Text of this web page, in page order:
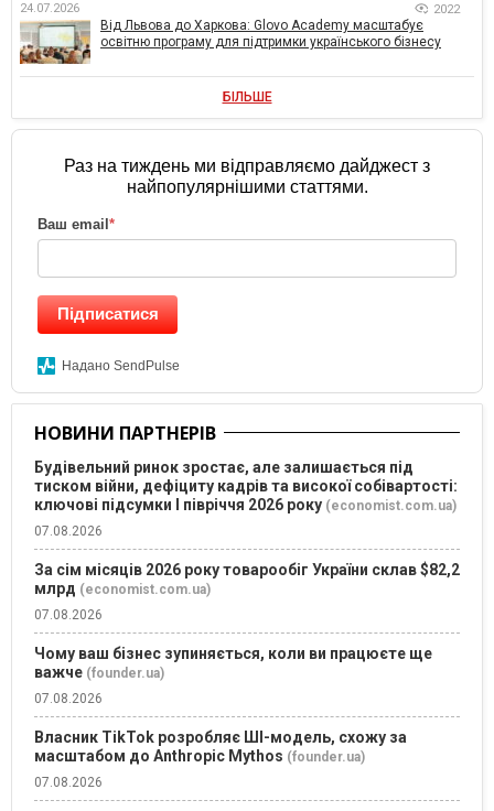
24.07.2026 2022
Від Львова до Харкова: Glovo Academy масштабує
освітню програму для підтримки українського бізнесу
БІЛЬШЕ
Раз на тиждень ми відправляємо дайджест з
найпопулярнішими статтями.
Ваш email *
Підписатися
Надано SendPulse
НОВИНИ ПАРТНЕРІВ
Будівельний ринок зростає, але залишається під
тиском війни, дефіциту кадрів та високої собівартості:
ключові підсумки І півріччя 2026 року (economist.com.ua)
07.08.2026
За сім місяців 2026 року товарообіг України склав $82,2
млрд (economist.com.ua)
07.08.2026
Чому ваш бізнес зупиняється, коли ви працюєте ще
важче (founder.ua)
07.08.2026
Власник TikTok розробляє ШІ-модель, схожу за
масштабом до Anthropic Mythos (founder.ua)
07.08.2026